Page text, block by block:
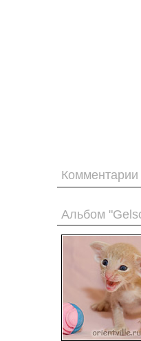
Комментарии
Альбом